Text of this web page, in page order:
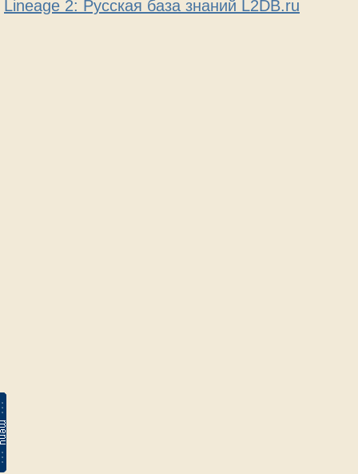
Lineage 2: Русская база знаний L2DB.ru